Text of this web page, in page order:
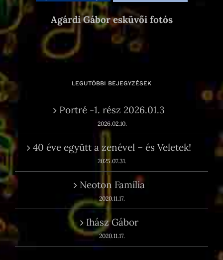
Agárdi Gábor esküvői fotós
LEGUTÓBBI BEJEGYZÉSEK
Portré -1. rész 2026.01.3
2026.02.10.
40 éve együtt a zenével – és Veletek!
2025.07.31.
Neoton Família
2020.11.17.
Ihász Gábor
2020.11.17.